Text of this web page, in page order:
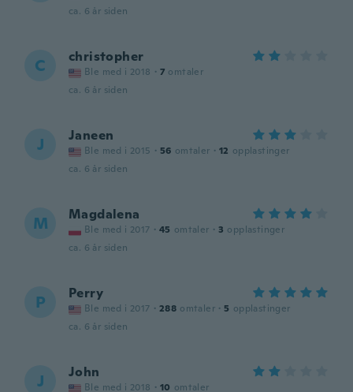
ca. 6 år siden
C christopher
Ble med i 2018 · 7 omtaler
ca. 6 år siden
J Janeen
Ble med i 2015 · 56 omtaler · 12 opplastinger
ca. 6 år siden
M Magdalena
Ble med i 2017 · 45 omtaler · 3 opplastinger
ca. 6 år siden
P Perry
Ble med i 2017 · 288 omtaler · 5 opplastinger
ca. 6 år siden
J John
Ble med i 2018 · 10 omtaler